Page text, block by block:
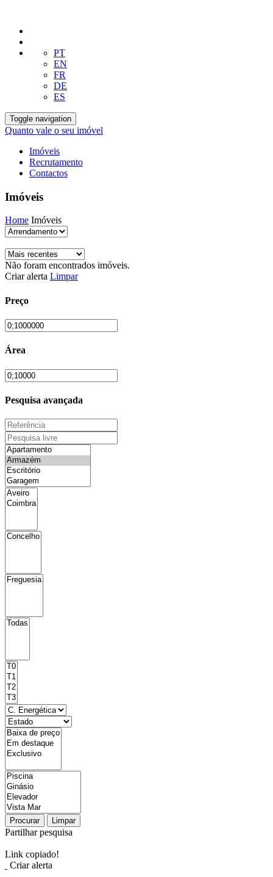
PT
EN
FR
DE
ES
Toggle navigation
Quanto vale o seu imóvel
Imóveis
Recrutamento
Contactos
Imóveis
Home Imóveis
Não foram encontrados imóveis.
Criar alerta Limpar
Preço
Área
Pesquisa avançada
Procurar Limpar
Partilhar pesquisa
Link copiado!
Criar alerta